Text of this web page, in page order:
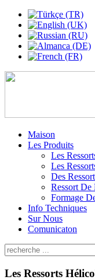
Maison
Les Produits
Les
Les
Des
Ressort De
Formage
Info Techniques
Sur Nous
Comunicaton
Les Ressorts